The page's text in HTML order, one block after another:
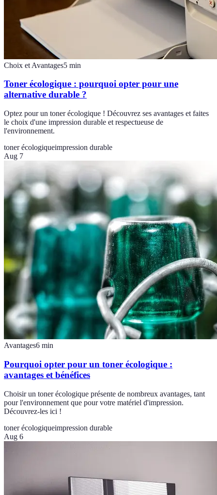
Choix et Avantages5 min
Toner écologique : pourquoi opter pour une
alternative durable ?
Optez pour un toner écologique ! Découvrez ses avantages et faites
le choix d'une impression durable et respectueuse de
l'environnement.
toner écologiqueimpression durable
Aug 7
Avantages6 min
Pourquoi opter pour un toner écologique :
avantages et bénéfices
Choisir un toner écologique présente de nombreux avantages, tant
pour l'environnement que pour votre matériel d'impression.
Découvrez-les ici !
toner écologiqueimpression durable
Aug 6